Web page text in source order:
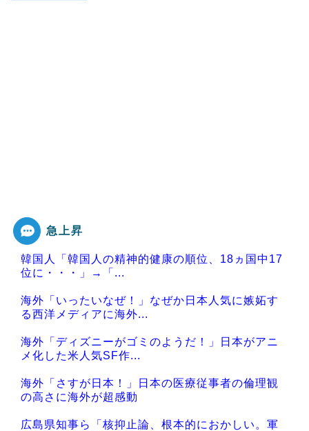
急上昇
韓国人「韓国人の精神的健康の順位、18ヵ国中17
位に・・・」→「...
海外「いったいなぜ！」なぜか日本人気に嫉妬す
る西洋メディアに海外...
海外「ディズニーがゴミのようだ！」日本がアニ
メ化した米人気SF作...
海外「さすが日本！」日本の医療従事者の倫理観
の高さに海外が超感動
広島県知事ら「核抑止論、根本的におかしい。軍